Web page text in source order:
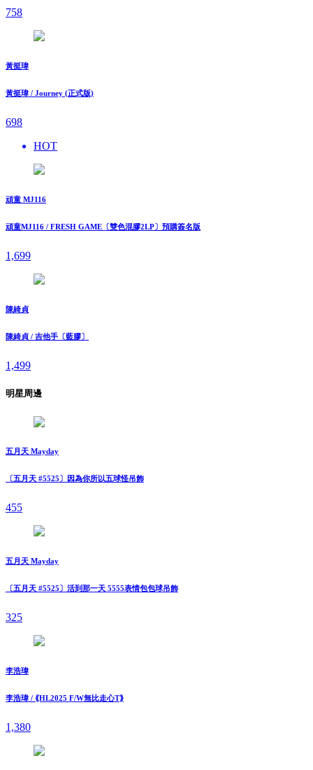
758
黃挺瑋
黃挺瑋 / Journey (正式版)
698
HOT
頑童 MJ116
頑童MJ116 / FRESH GAME〔雙色混膠2LP〕預購簽名版
1,699
陳綺貞
陳綺貞 / 吉他手〔藍膠〕
1,499
明星周邊
五月天 Mayday
〔五月天 #5525〕因為你所以五球怪吊飾
455
五月天 Mayday
〔五月天 #5525〕活到那一天 5555表情包包球吊飾
325
李浩瑋
李浩瑋 / ⟪HL2025 F/W無比走⼼T⟫
1,380